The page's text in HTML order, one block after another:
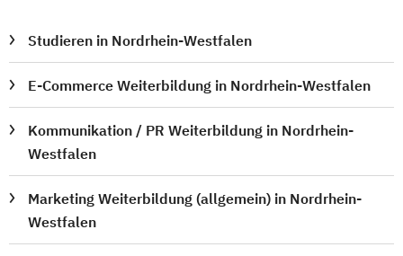
Studieren in Nordrhein-Westfalen
E-Commerce Weiterbildung in Nordrhein-Westfalen
Kommunikation / PR Weiterbildung in Nordrhein-
Westfalen
Marketing Weiterbildung (allgemein) in Nordrhein-
Westfalen